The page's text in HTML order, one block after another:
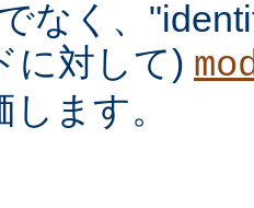
なく、
に対して)
ます。